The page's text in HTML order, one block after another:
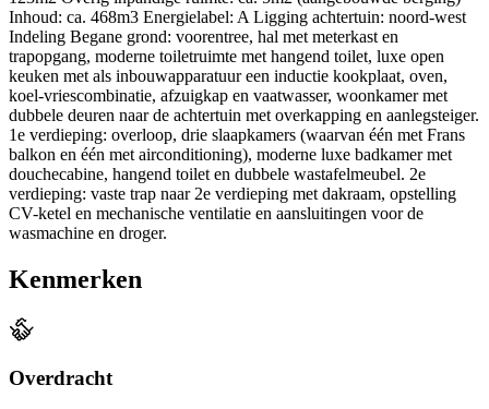
Inhoud: ca. 468m3 Energielabel: A Ligging achtertuin: noord-west
Indeling Begane grond: voorentree, hal met meterkast en
trapopgang, moderne toiletruimte met hangend toilet, luxe open
keuken met als inbouwapparatuur een inductie kookplaat, oven,
koel-vriescombinatie, afzuigkap en vaatwasser, woonkamer met
dubbele deuren naar de achtertuin met overkapping en aanlegsteiger.
1e verdieping: overloop, drie slaapkamers (waarvan één met Frans
balkon en één met airconditioning), moderne luxe badkamer met
douchecabine, hangend toilet en dubbele wastafelmeubel. 2e
verdieping: vaste trap naar 2e verdieping met dakraam, opstelling
CV-ketel en mechanische ventilatie en aansluitingen voor de
wasmachine en droger.
Kenmerken
Overdracht